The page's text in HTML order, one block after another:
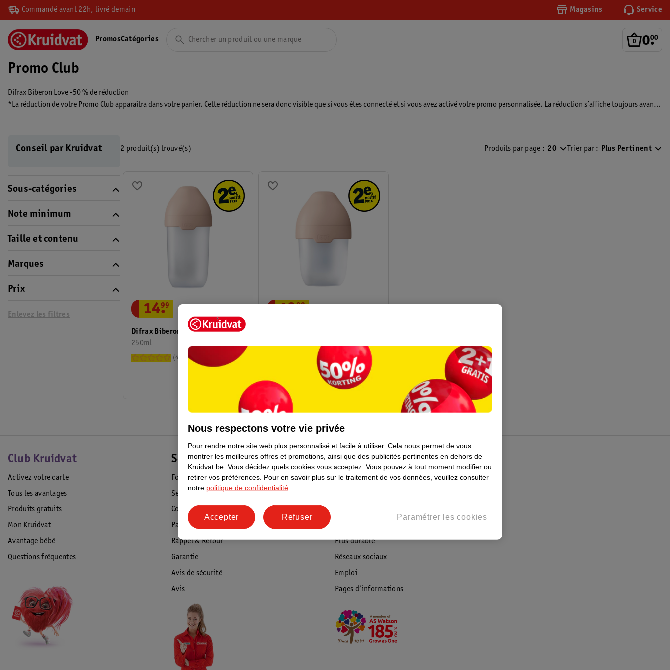
Commandé avant 22h, livré demain Magasins Service
0.
00
PromosCatégories
Promo Club
Difrax Biberon Love -50 % de réduction
*La réduction de votre Promo Club apparaîtra dans votre panier. Cette réduction ne sera donc visible que si vous êtes connecté et si vous avez activé votre promo personnalisée. La réduction s’affiche toujours avant
Conseil par Kruidvat
Sous-catégories
Note minimum
Taille et contenu
Marques
Prix
Enlevez les filtres
2 produit(s) trouvé(s) Produits par page : 20 Trier par : Plus Pertinent
Difrax Biberon Lovi Mammafeel
250ml
14.
99
4
13.
99
Club Kruidvat
Activez votre carte
Tous les avantages
Produits gratuits
Mon Kruidvat
Avantage bébé
Questions fréquentes
Service Clientèle
Foire aux questions
Service Clientèle
Commande & Livraison
Paiement
Rappel & Retour
Garantie
Avis de sécurité
Avis
Tout sur Kruidvat
À propos de Kruidvat
Plus durable
Réseaux sociaux
Emploi
Pages d’informations
Nous respectons votre vie privée
Pour rendre notre site web plus personnalisé et facile à utiliser. Cela nous permet de vous
montrer les meilleures offres et promotions, ainsi que des publicités pertinentes en dehors de
Kruidvat.be. Vous décidez quels cookies vous acceptez. Vous pouvez à tout moment modifier ou
retirer vos préférences. Pour en savoir plus sur le traitement de vos données, veuillez consulter
notre politique de confidentialité
Paramétrer les cookies
Refuser
Accepter